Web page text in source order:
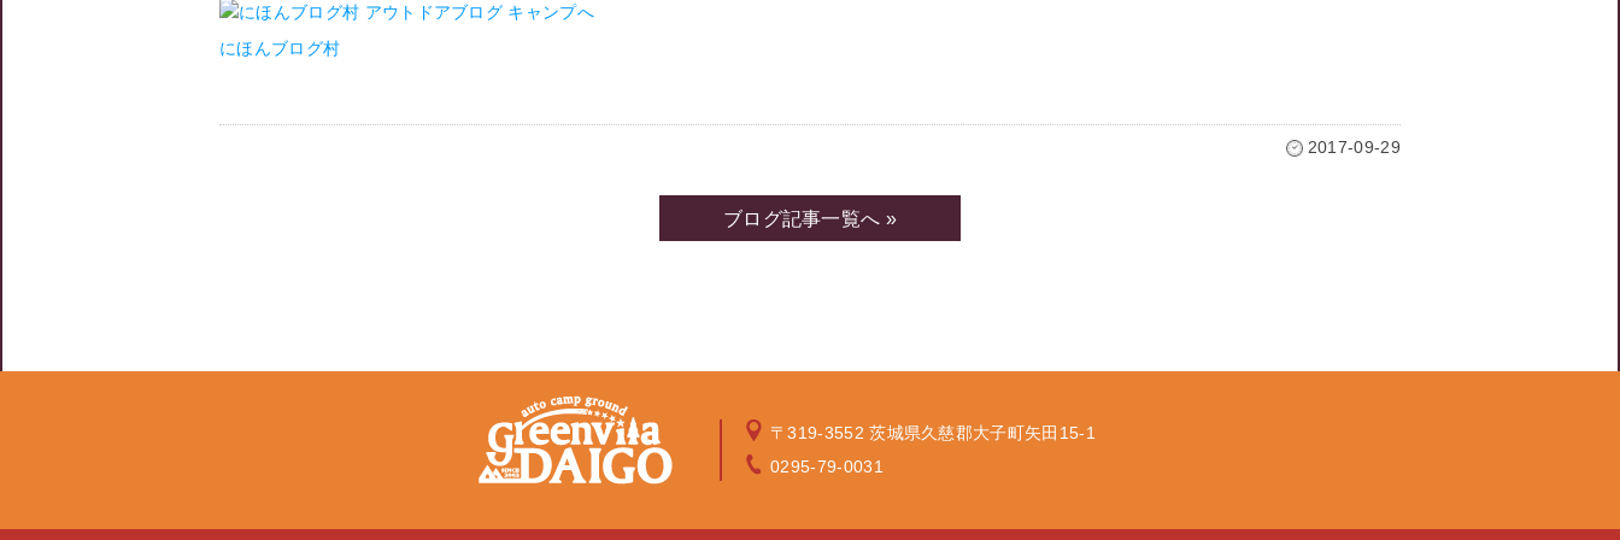
にほんブログ村
2017-09-29
ブログ記事一覧へ »
〒319-3552 茨城県久慈郡大子町矢田15-1
0295-79-0031